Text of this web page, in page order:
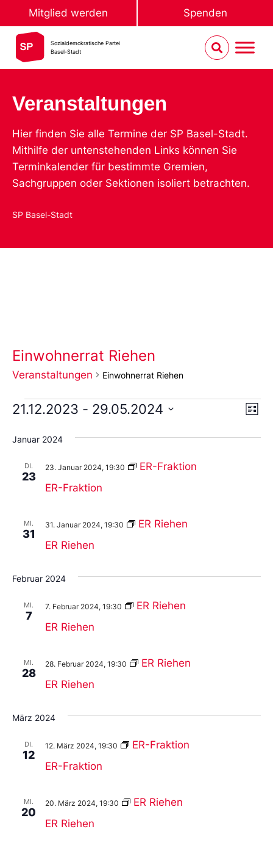
Mitglied werden Spenden
Sozialdemokratische Partei
Basel-Stadt
Veranstaltungen
Hier finden Sie alle Termine der SP Basel-Stadt.
Mithilfe der untenstehenden Links können Sie
Terminkalender für bestimmte Gremien,
Sachgruppen oder Sektionen isoliert betrachten.
SP Basel-Stadt
Einwohnerrat Riehen
Veranstaltungen Einwohnerrat Riehen
Liste
21.12.2023 - 29.05.2024
Sie
das
aus.
Januar 2024
DI.
23
ER-Fraktion
23. Januar 2024, 19:30 ER-Fraktion
MI.
31
ER Riehen
31. Januar 2024, 19:30 ER Riehen
Februar 2024
MI.
7
ER Riehen
7. Februar 2024, 19:30 ER Riehen
MI.
28
ER Riehen
28. Februar 2024, 19:30 ER Riehen
März 2024
DI.
12
ER-Fraktion
12. März 2024, 19:30 ER-Fraktion
MI.
20
ER Riehen
20. März 2024, 19:30 ER Riehen